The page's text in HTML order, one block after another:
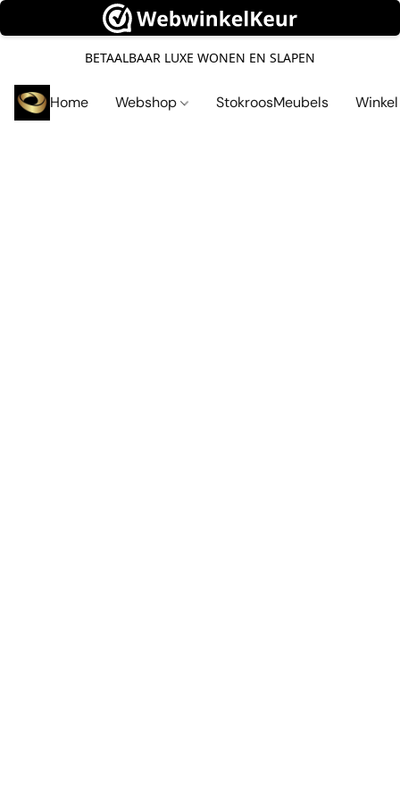
BETAALBAAR LUXE WONEN EN SLAPEN
Home Webshop StokroosMeubels